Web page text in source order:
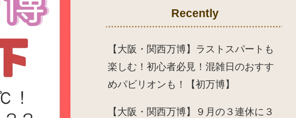
Recently
【大阪・関西万博】ラストスパートも
楽しむ！初心者必見！混雑日のおすす
めパビリオンも！【初万博】
【大阪・関西万博】９月の３連休に３